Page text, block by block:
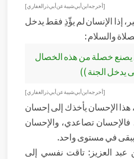
[أخرجه ابن أبي شيبة عن أبي ذر الغفاري ]
إذا الإنسان لم يؤّذِ فقط يدخل
والسلام :
خصلة من هذه الخصال
يدخل الجنة ))
[أخرجه ابن أبي شيبة عن أبي ذر الغفاري ]
هذا الإحسان يأخذك إلى إحسان
فالإحسان تصاعدي، والإحسان
في مستوى واحد.
عبد العزيز: تاقت نفسي إلى